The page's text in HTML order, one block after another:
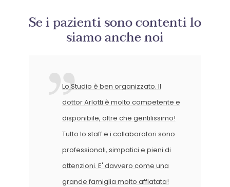
Se i pazienti sono contenti lo
siamo anche noi
Lo Studio è ben organizzato. Il
dottor Arlotti è molto competente e
disponibile, oltre che gentilissimo!
Tutto lo staff e i collaboratori sono
professionali, simpatici e pieni di
attenzioni. E' davvero come una
grande famiglia molto affiatata!